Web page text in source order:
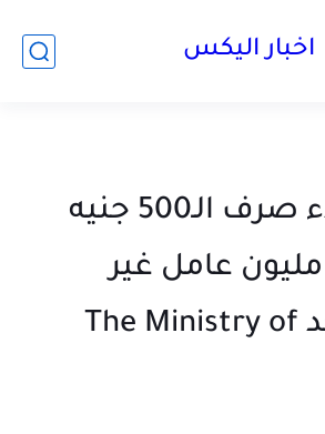
اخبار اليكس
سعفان: بدء صرف الـ500 جنيه
الأولي لـ 1.5 مليون عامل غير
منتظم الأحد The Ministry of